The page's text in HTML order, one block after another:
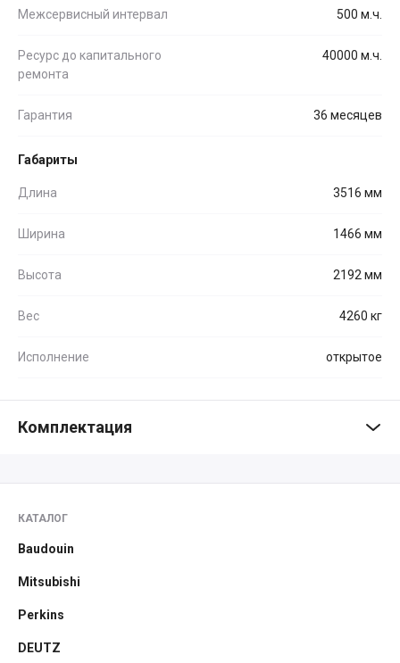
Межсервисный интервал 500 м.ч.
Ресурс до капитального
ремонта
40000 м.ч.
Гарантия 36 месяцев
Габариты
Длина 3516 мм
Ширина 1466 мм
Высота 2192 мм
Вес 4260 кг
Исполнение открытое
Комплектация
КАТАЛОГ
Baudouin
Mitsubishi
Perkins
DEUTZ